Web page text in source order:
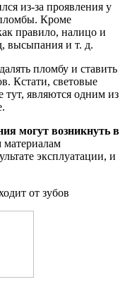
из-за проявления у
Кроме
правило, налицо и
высыпания и т. д.
пломбу и ставить
Кстати, световые
являются одним из
могут возникнуть в
материалам
эксплуатации, и